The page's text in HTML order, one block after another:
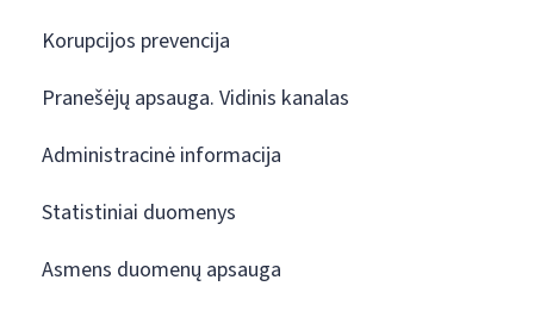
Korupcijos prevencija
Pranešėjų apsauga. Vidinis kanalas
Administracinė informacija
Statistiniai duomenys
Asmens duomenų apsauga